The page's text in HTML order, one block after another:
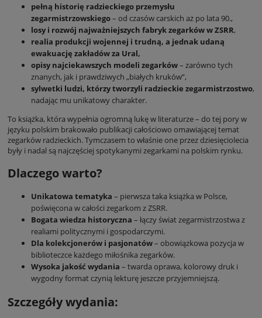
pełną historię radzieckiego przemysłu
zegarmistrzowskiego– od czasów carskich aż po lata 90.,
losy i rozwój najważniejszych fabryk zegarków w ZSRR,
realia produkcji wojennej i trudną, a jednak udaną
ewakuację zakładów za Ural,
opisy najciekawszych modeli zegarków– zarówno tych
znanych, jak i prawdziwych „białych kruków”,
sylwetki ludzi, którzy tworzyli radzieckie zegarmistrzostwo,
nadając mu unikatowy charakter.
To książka, która wypełnia ogromną lukę w literaturze – do tej pory w
języku polskim brakowało publikacji całościowo omawiającej temat
zegarków radzieckich. Tymczasem to właśnie one przez dziesięciolecia
były i nadal są najczęściej spotykanymi zegarkami na polskim rynku.
Dlaczego warto?
Unikatowa tematyka – pierwsza taka książka w Polsce,
poświęcona w całości zegarkom z ZSRR.
Bogata wiedza historyczna – łączy świat zegarmistrzostwa z
realiami politycznymi i gospodarczymi.
Dla kolekcjonerów i pasjonatów– obowiązkowa pozycja w
biblioteczce każdego miłośnika zegarków.
Wysoka jakość wydania – twarda oprawa, kolorowy druk i
wygodny format czynią lekturę jeszcze przyjemniejszą.
Szczegóły wydania: